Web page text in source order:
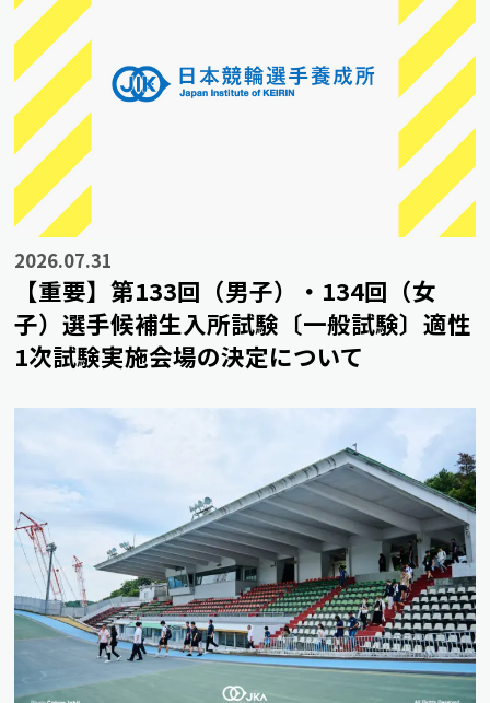
2026.07.31
【重要】第133回（男子）・134回（女
子）選手候補生入所試験〔一般試験〕適性
1次試験実施会場の決定について